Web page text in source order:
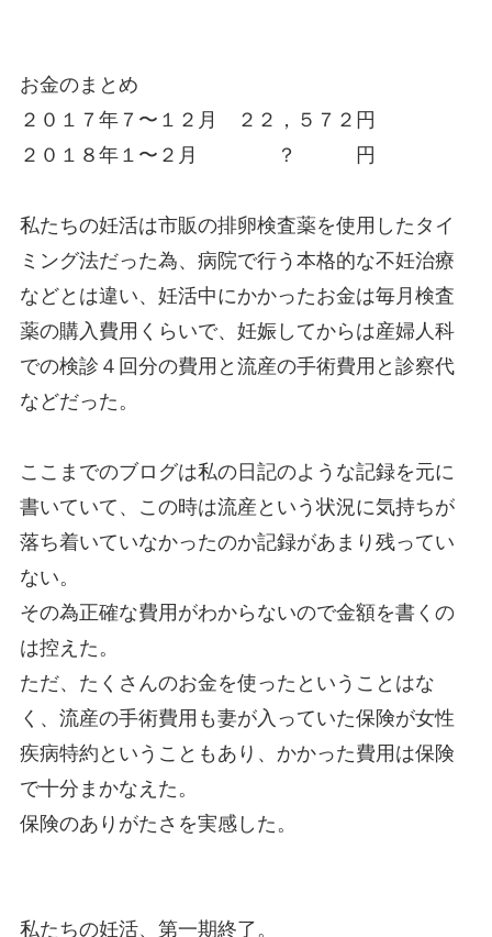
お金のまとめ
２０１７年７〜１２月 ２２，５７２円
２０１８年１〜２月 ？ 円
私たちの妊活は市販の排卵検査薬を使用したタイ
ミング法だった為、病院で行う本格的な不妊治療
などとは違い、妊活中にかかったお金は毎月検査
薬の購入費用くらいで、妊娠してからは産婦人科
での検診４回分の費用と流産の手術費用と診察代
などだった。
ここまでのブログは私の日記のような記録を元に
書いていて、この時は流産という状況に気持ちが
落ち着いていなかったのか記録があまり残ってい
ない。
その為正確な費用がわからないので金額を書くの
は控えた。
ただ、たくさんのお金を使ったということはな
く、流産の手術費用も妻が入っていた保険が女性
疾病特約ということもあり、かかった費用は保険
で十分まかなえた。
保険のありがたさを実感した。
私たちの妊活、第一期終了。